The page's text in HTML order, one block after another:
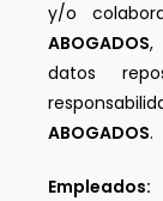
y/o
ABOGADOS,
datos
ABOGADOS.
Empleados: